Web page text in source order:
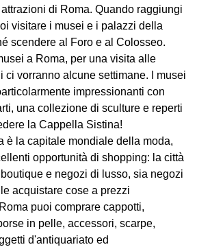
di Roma. Quando raggiungi
visitare i musei e i palazzi della
scendere al Foro e al Colosseo.
a Roma, per una visita alle
ci vorranno alcune settimane. I musei
impressionanti con
una collezione di sculture e reperti
la Cappella Sistina!
è la capitale mondiale della moda,
opportunità di shopping: la città
e negozi di lusso, sia negozi
acquistare cose a prezzi
puoi comprare cappotti,
in pelle, accessori, scarpe,
d'antiquariato ed